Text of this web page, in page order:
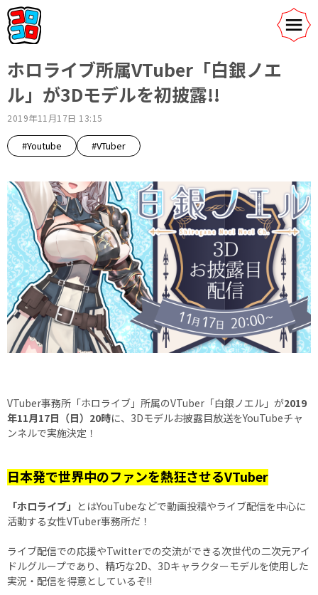
ホロライブ所属VTuber「白銀ノエ
ル」が3Dモデルを初披露!!
2019年11月17日 13:15
#Youtube #VTuber
VTuber事務所「ホロライブ」所属のVTuber「白銀ノエル」が2019
年11月17日（日）20時に、3Dモデルお披露目放送をYouTubeチャ
ンネルで実施決定！
日本発で世界中のファンを熱狂させるVTuber
「ホロライブ」 とはYouTubeなどで動画投稿やライブ配信を中心に
活動する女性VTuber事務所だ！
ライブ配信での応援やTwitterでの交流ができる次世代の二次元アイ
ドルグループであり、精巧な2D、3Dキャラクターモデルを使用した
実況・配信を得意としているぞ!!